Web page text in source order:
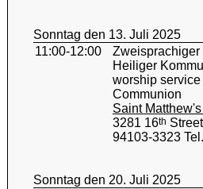
Sonntag den 13. Juli 2025
11:00-12:00
Zweisprachiger
Heiliger
worship
Communion
Saint
3281 16th
94103-3323
Sonntag den 20. Juli 2025